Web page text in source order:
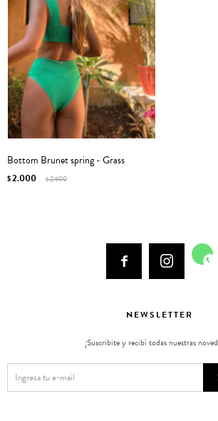
Bottom Brunet spring - Grass
$2.000 $2.600
  
NEWSLETTER
¡Suscribite y recibí todas nuestras